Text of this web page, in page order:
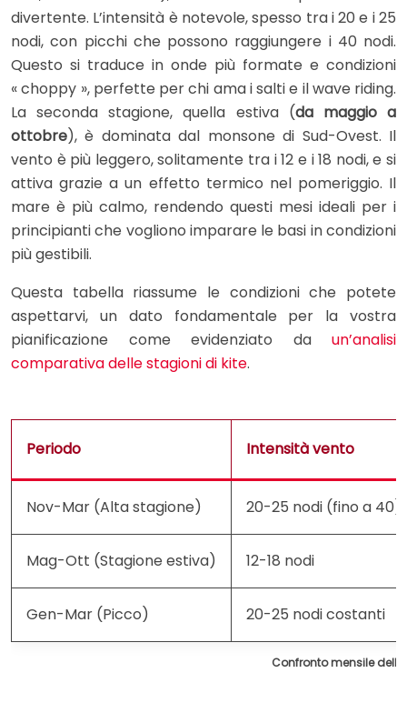
divertente. L’intensità è notevole, spesso tra i 20 e i 25
nodi, con picchi che possono raggiungere i 40 nodi.
Questo si traduce in onde più formate e condizioni
« choppy », perfette per chi ama i salti e il wave riding.
La seconda stagione, quella estiva (da maggio a
ottobre), è dominata dal monsone di Sud-Ovest. Il
vento è più leggero, solitamente tra i 12 e i 18 nodi, e si
attiva grazie a un effetto termico nel pomeriggio. Il
mare è più calmo, rendendo questi mesi ideali per i
principianti che vogliono imparare le basi in condizioni
più gestibili.
Questa tabella riassume le condizioni che potete
aspettarvi, un dato fondamentale per la vostra
pianificazione come evidenziato da un’analisi
comparativa delle stagioni di kite.
Confronto mensile
Periodo Intensità vento
Nov-Mar (Alta stagione) 20-25 nodi (fino a 40)
Mag-Ott (Stagione estiva) 12-18 nodi
Gen-Mar (Picco) 20-25 nodi costanti